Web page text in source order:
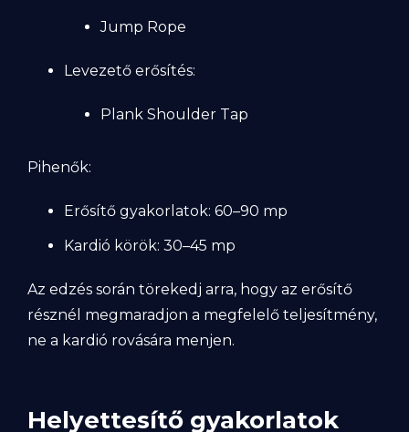
Jump Rope
Levezető erősítés:
Plank Shoulder Tap
Pihenők:
Erősítő gyakorlatok: 60–90 mp
Kardió körök: 30–45 mp
Az edzés során törekedj arra, hogy az erősítő
résznél megmaradjon a megfelelő teljesítmény,
ne a kardió rovására menjen.
Helyettesítő gyakorlatok